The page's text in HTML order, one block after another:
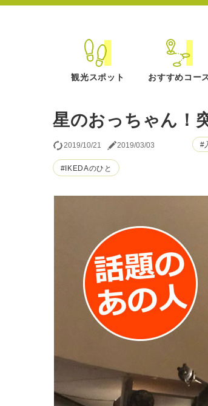
観光スポット おすすめコー
星のおっちゃん！
2019/10/21 2019/03/03 #
#IKEDAのひと